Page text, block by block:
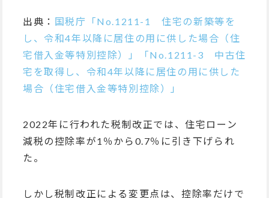
出典： 国税庁「No.1211-1 住宅の新築等を
し、令和4年以降に居住の用に供した場合（住
宅借入金等特別控除）」
「No.1211-3 中古住
宅を取得し、令和4年以降に居住の用に供した
場合（住宅借入金等特別控除）」
2022年に行われた税制改正では、住宅ローン
減税の控除率が1％から0.7％に引き下げられ
た。
しかし税制改正による変更点は、控除率だけで